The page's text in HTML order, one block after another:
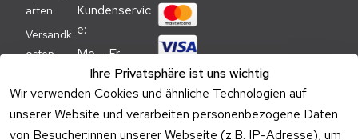
Ihre Privatsphäre ist uns wichtig
Wir verwenden Cookies und ähnliche Technologien auf
unserer Website und verarbeiten personenbezogene Daten
von Besucher:innen unserer Webseite (z.B. IP-Adresse), um
arten
Versandk
osten
nweis
Verpacku
Kundenservic
e:
Mo – Fr
09:00 –
17:00 Uhr
Telefon
Kundenservic